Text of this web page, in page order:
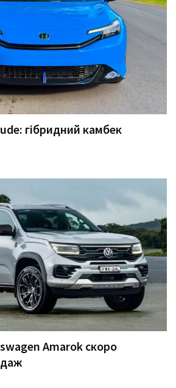
гібридний камбек
Amarok скоро